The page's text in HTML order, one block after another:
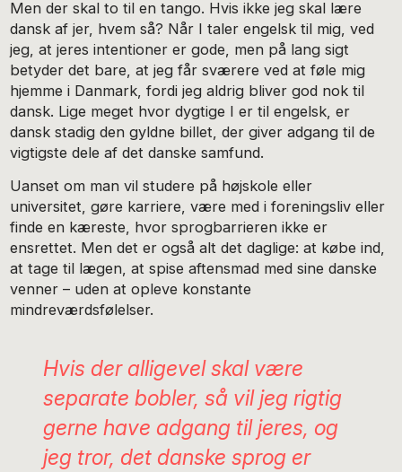
Men der skal to til en tango. Hvis ikke jeg skal lære
dansk af jer, hvem så? Når I taler engelsk til mig, ved
jeg, at jeres intentioner er gode, men på lang sigt
betyder det bare, at jeg får sværere ved at føle mig
hjemme i Danmark, fordi jeg aldrig bliver god nok til
dansk. Lige meget hvor dygtige I er til engelsk, er
dansk stadig den gyldne billet, der giver adgang til de
vigtigste dele af det danske samfund.
Uanset om man vil studere på højskole eller
universitet, gøre karriere, være med i foreningsliv eller
finde en kæreste, hvor sprogbarrieren ikke er
ensrettet. Men det er også alt det daglige: at købe ind,
at tage til lægen, at spise aftensmad med sine danske
venner – uden at opleve konstante
mindreværdsfølelser.
Hvis der alligevel skal være
separate bobler, så vil jeg rigtig
gerne have adgang til jeres, og
jeg tror, det danske sprog er